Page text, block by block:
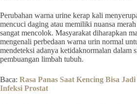
Perubahan warna urine kerap kali
mencuci daging atau memiliki nuansa
sangat mencolok. Masyarakat diharapkan
mengenali perbedaan warna urin normal
mendeteksi adanya ketidaknormalan dalam
pembuangan limbah tubuh.
Baca: Rasa Panas Saat Kencing Bisa
Infeksi Prostat